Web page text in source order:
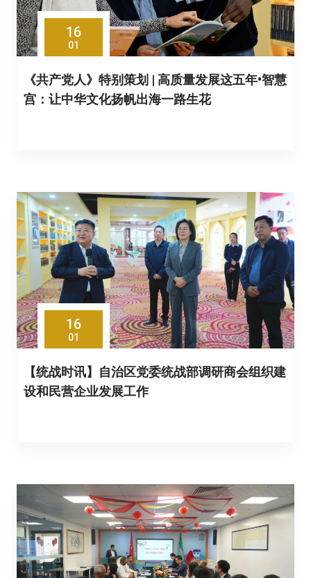
16
01
《共产党人》特别策划 | 高质量发展这五年•智慧
宫：让中华文化扬帆出海一路生花
16
01
【统战时讯】自治区党委统战部调研商会组织建
设和民营企业发展工作